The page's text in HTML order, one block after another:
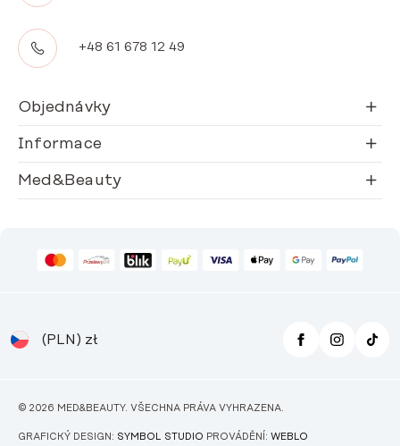
+48 61 678 12 49
Objednávky
Informace
Med&Beauty
(PLN) zł
© 2026 MED&BEAUTY. VŠECHNA PRÁVA VYHRAZENA.
GRAFICKÝ DESIGN: SYMBOL STUDIO PROVÁDĚNÍ: WEBLO